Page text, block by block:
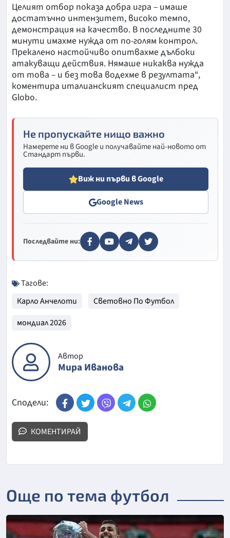
Целият отбор показа добра игра – имаше
достатъчно интензитет, високо темпо,
демонстрация на качество. В последните 30
минути имахме нужда от по-голям контрол.
Прекалено настойчиво опитвахме дълбоки
атакуващи действия. Нямаше никаква нужда
от това – и без това водехме в резултата“,
коментира италианският специалист пред
Globo.
Не пропускайте нищо важно
Намерете ни в Google и получавайте най-новото от
Стандарт първи.
Виж ни първи в Google
Google News
Последвайте ни:
Тагове:
Карло Анчелоти
Световно По Футбол
мондиал 2026
Автор
Мира Иванова
Сподели:
КОМЕНТИРАЙ
Още по тема футбол